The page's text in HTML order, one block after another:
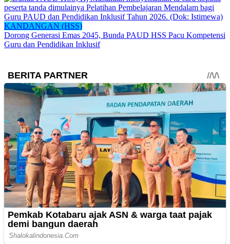
KANDANGAN (HSS)
Dorong Generasi Emas 2045, Bunda PAUD HSS Pacu Kompetensi
Guru dan Pendidikan Inklusif